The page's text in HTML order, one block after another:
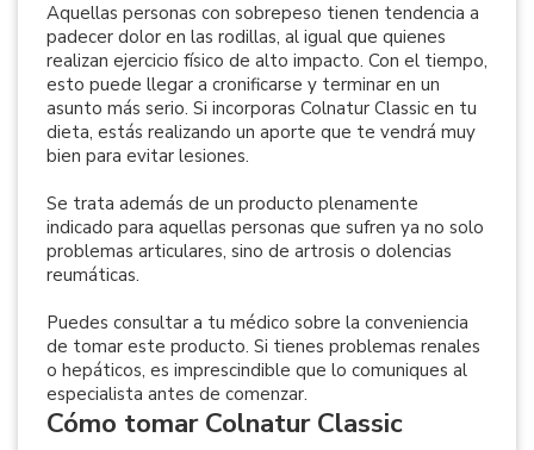
Aquellas personas con sobrepeso tienen tendencia a
padecer dolor en las rodillas, al igual que quienes
realizan ejercicio físico de alto impacto. Con el tiempo,
esto puede llegar a cronificarse y terminar en un
asunto más serio. Si incorporas Colnatur Classic en tu
dieta, estás realizando un aporte que te vendrá muy
bien para evitar lesiones.
Se trata además de un producto plenamente
indicado para aquellas personas que sufren ya no solo
problemas articulares, sino de artrosis o dolencias
reumáticas.
Puedes consultar a tu médico sobre la conveniencia
de tomar este producto. Si tienes problemas renales
o hepáticos, es imprescindible que lo comuniques al
especialista antes de comenzar.
Cómo tomar Colnatur Classic